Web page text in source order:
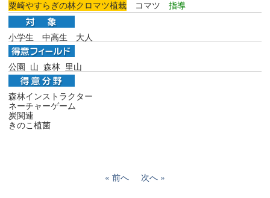
粟崎やすらぎの林クロマツ植栽 コマツ 指導
小学生 中高生 大人
公園 山 森林 里山
森林インストラクター
ネーチャーゲーム
炭関連
きのこ植菌
前へ 次へ